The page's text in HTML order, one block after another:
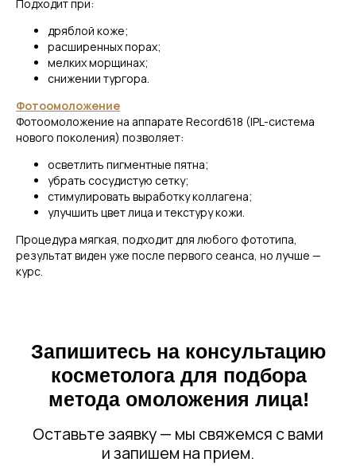
Подходит при:
дряблой коже;
расширенных порах;
мелких морщинах;
снижении тургора.
Фотоомоложение
Фотоомоложение на аппарате Record618 (IPL-система
нового поколения) позволяет:
осветлить пигментные пятна;
убрать сосудистую сетку;
стимулировать выработку коллагена;
улучшить цвет лица и текстуру кожи.
Процедура мягкая, подходит для любого фототипа,
результат виден уже после первого сеанса, но лучше —
курс.